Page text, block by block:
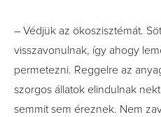
– Védjük az ökoszisztémát.
visszavonulnak, így ahogy
permetezni. Reggelre az
szorgos állatok elindulnak
semmit sem éreznek. Nem